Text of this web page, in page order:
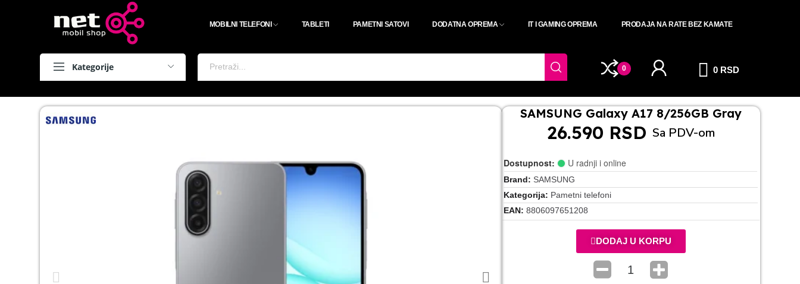
MOBILNI TELEFONI TABLETI PAMETNI SATOVI DODATNA OPREMA IT I GAMING OPREMA PRODAJA NA RATE BEZ KAMATE
Kategorije 0 0 RSD
SAMSUNG Galaxy A17 8/256GB Gray
26.590 RSD Sa PDV-om
Dostupnost: U radnji i online
Brand
SAMSUNG
Kategorija
Pametni telefoni
EAN 8806097651208
DODAJ U KORPU